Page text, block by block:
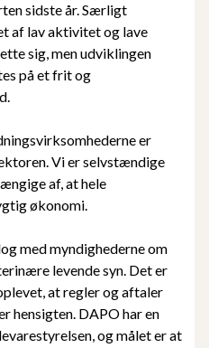
sidste år. Særligt
af lav aktivitet og lave
sig, men udviklingen
på et frit og
er
Vi er selvstændige
af, at hele
økonomi.
med myndighederne om
levende syn. Det er
at regler og aftaler
hensigten. DAPO har en
og målet er at